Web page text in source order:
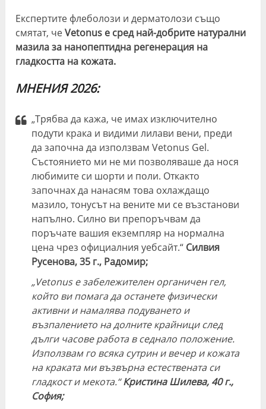
Експертите флеболози и дерматолози също
смятат, чеVetonus е сред най-добрите натурални
мазила за нанопептидна регенерация на
гладкостта на кожата.
МНЕНИЯ 2026:
„Трябва да кажа, че имах изключително
подути крака и видими лилави вени, преди
да започна да използвам Vetonus Gel.
Състоянието ми не ми позволяваше да нося
любимите си шорти и поли. Откакто
започнах да нанасям това охлаждащо
мазило, тонусът на вените ми се възстанови
напълно. Силно ви препоръчвам да
поръчате вашия екземпляр на нормална
цена чрез официалния уебсайт.“ Силвия
Русенова, 35 г., Радомир;
„Vetonus е забележителен органичен гел,
който ви помага да останете физически
активни и намалява подуването и
възпалението на долните крайници след
дълги часове работа в седнало положение.
Използвам го всяка сутрин и вечер и кожата
на краката ми възвърна естествената си
гладкост и мекота.“Кристина Шилева, 40 г.,
София;